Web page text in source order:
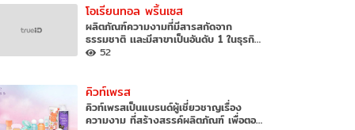
โอเรียนทอล พริ้นเซส
ผลิตภัณฑ์ความงามที่มีสารสกัดจาก
ธรรมชาติ เเละมีสาขาเป็นอันดับ 1 ในธุรกิ…
52
คิวท์เพรส
คิวท์เพรสเป็นแบรนด์ผู้เชี่ยวชาญเรื่อง
ความงาม ที่สร้างสรรค์ผลิตภัณฑ์ เพื่อตอ…